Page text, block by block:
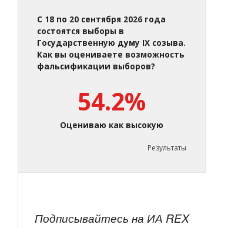
С 18 по 20 сентября 2026 года
состоятся выборы в
Государственную думу IX созыва.
Как вы оцениваете возможность
фальсификации выборов?
54.2%
Оцениваю как высокую
Результаты
Подписывайтесь на ИА REX